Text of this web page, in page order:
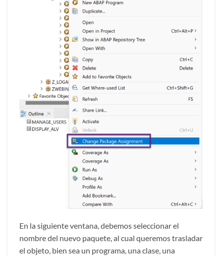
En la siguiente ventana, debemos seleccionar el
nombre del nuevo paquete, al cual queremos trasladar
el objeto, bien sea un programa, una clase, una